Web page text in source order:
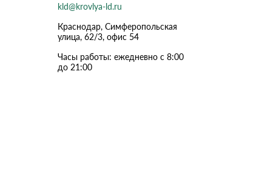
kld@krovlya-ld.ru
Краснодар, Симферопольская
улица, 62/3, офис 54
Часы работы: ежедневно с 8:00
до 21:00